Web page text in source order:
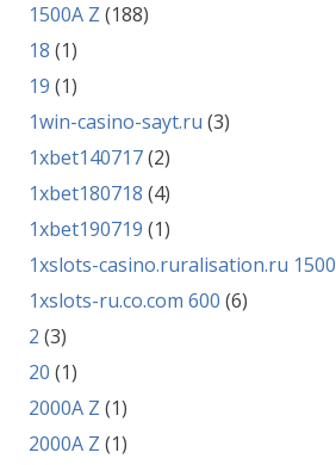
1500A Z (188)
18 (1)
19 (1)
1win-casino-sayt.ru (3)
1xbet140717(2)
1xbet180718 (4)
1xbet190719 (1)
1xslots-casino.ruralisation.ru 1500
1xslots-ru.co.com 600 (6)
2 (3)
20 (1)
2000A Z (1)
2000A Z (1)